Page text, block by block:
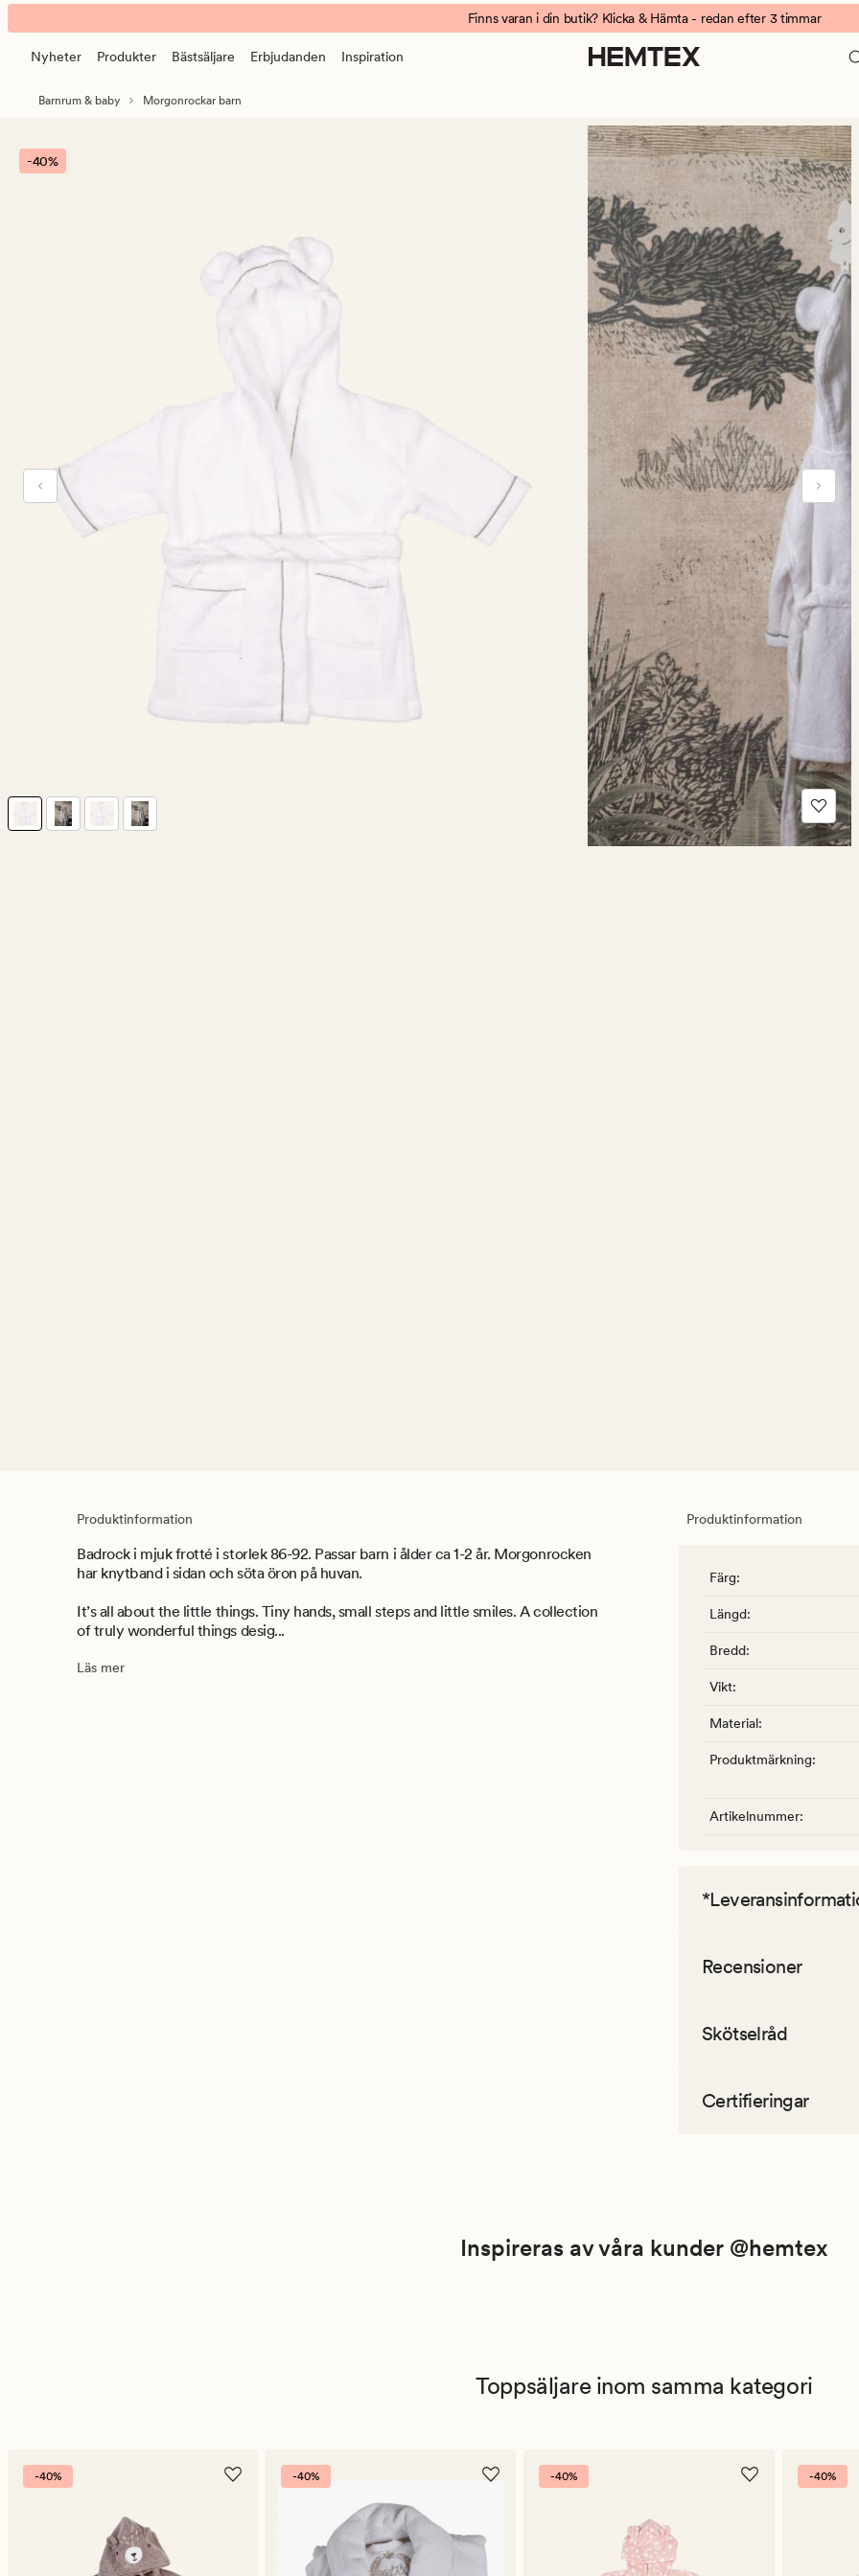
Little
Roomies
morgonrock
banner.
Klicka
ESCAPE
att
pausa.
Finns varan i din butik? Klicka & Hämta - redan efter 3 timmar
Nyheter Produkter Bästsäljare Erbjudanden Inspiration
Barnrum & baby Morgonrockar barn
-40%
Produktinformation
Badrock i mjuk frotté i storlek 86-92. Passar barn i ålder ca 1-2 år. Morgonrocken
har knytband i sidan och söta öron på huvan.
It’s all about the little things. Tiny hands, small steps and little smiles. A collection
of truly wonderful things desig...
Läs mer
Produktinformation
Färg:
Längd:
Bredd:
Vikt:
Material:
Produktmärkning:
Artikelnummer:
Recensioner
Skötselråd
Certifieringar
Inspireras av våra kunder @hemtex
Toppsäljare inom samma kategori
-40% -40% -40% -40%